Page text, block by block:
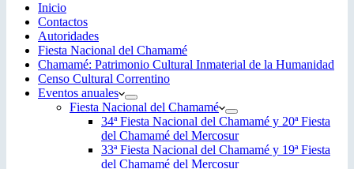
Inicio
Contactos
Autoridades
Fiesta Nacional del Chamamé
Chamamé: Patrimonio Cultural Inmaterial de la Humanidad
Censo Cultural Correntino
Eventos anuales
Fiesta Nacional del Chamamé
34ª Fiesta Nacional del Chamamé y 20ª Fiesta
del Chamamé del Mercosur
33ª Fiesta Nacional del Chamamé y 19ª Fiesta
del Chamamé del Mercosur